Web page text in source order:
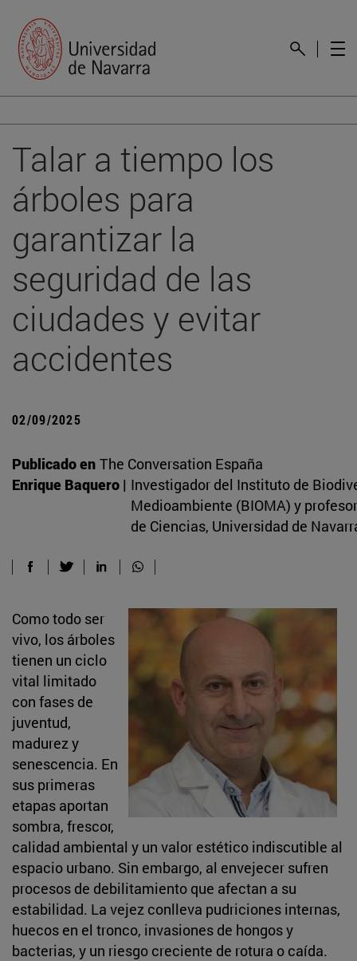
Talar a tiempo los
árboles para
garantizar la
seguridad de las
ciudades y evitar
accidentes
02/09/2025
Publicado en The Conversation España
Enrique Baquero | Investigador del Instituto de
Medioambiente (BIOMA) y
de Ciencias, Universidad de
Como todo ser
vivo, los árboles
tienen un ciclo
vital limitado
con fases de
juventud,
madurez y
senescencia. En
sus primeras
etapas aportan
sombra, frescor,
calidad ambiental y un valor estético indiscutible al
espacio urbano. Sin embargo, al envejecer sufren
procesos de debilitamiento que afectan a su
estabilidad. La vejez conlleva pudriciones internas,
huecos en el tronco, invasiones de hongos y
bacterias, y un riesgo creciente de rotura o caída.